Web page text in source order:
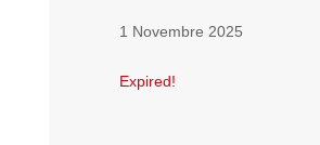
1 Novembre 2025
Expired!